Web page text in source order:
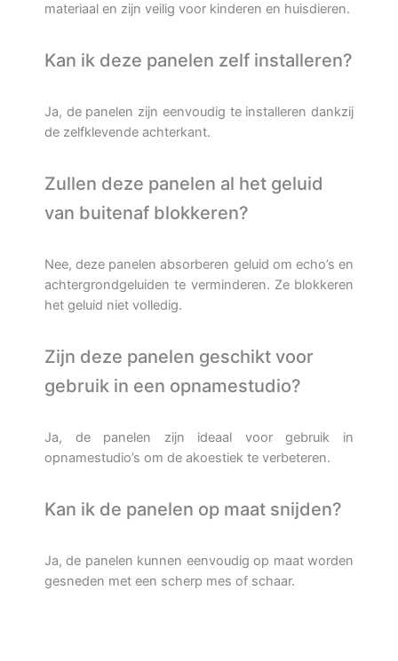
materiaal en zijn veilig voor kinderen en huisdieren.
Kan ik deze panelen zelf installeren?
Ja, de panelen zijn eenvoudig te installeren dankzij
de zelfklevende achterkant.
Zullen deze panelen al het geluid
van buitenaf blokkeren?
Nee, deze panelen absorberen geluid om echo’s en
achtergrondgeluiden te verminderen. Ze blokkeren
het geluid niet volledig.
Zijn deze panelen geschikt voor
gebruik in een opnamestudio?
Ja, de panelen zijn ideaal voor gebruik in
opnamestudio’s om de akoestiek te verbeteren.
Kan ik de panelen op maat snijden?
Ja, de panelen kunnen eenvoudig op maat worden
gesneden met een scherp mes of schaar.